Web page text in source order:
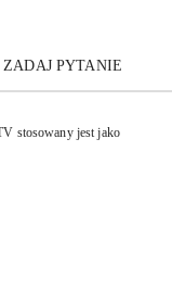
ZADAJ PYTANIE
stosowany jest jako